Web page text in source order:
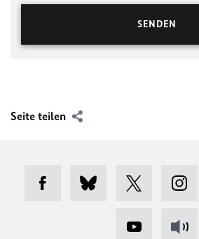
Seite teilen